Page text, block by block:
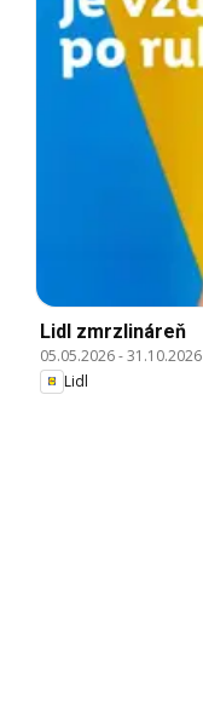
Lidl zmrzlináreň
05.05.2026-31.10.2026
Lidl